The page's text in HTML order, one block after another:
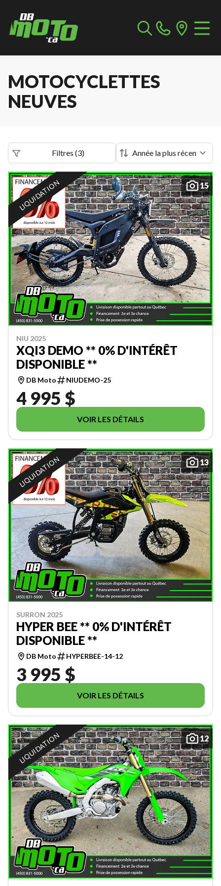
MOTOCYCLETTES
NEUVES
Filtres (3)
15
LIQUIDATION
NIU 2025
XQI3 DEMO ** 0% D'INTÉRÊT
DISPONIBLE **
DB Moto NIUDEMO-25
4 995 $
VOIR LES DÉTAILS
13
LIQUIDATION
SURRON 2025
HYPER BEE ** 0% D'INTÉRÊT
DISPONIBLE **
DB Moto HYPERBEE-14-12
3 995 $
VOIR LES DÉTAILS
12
LIQUIDATION